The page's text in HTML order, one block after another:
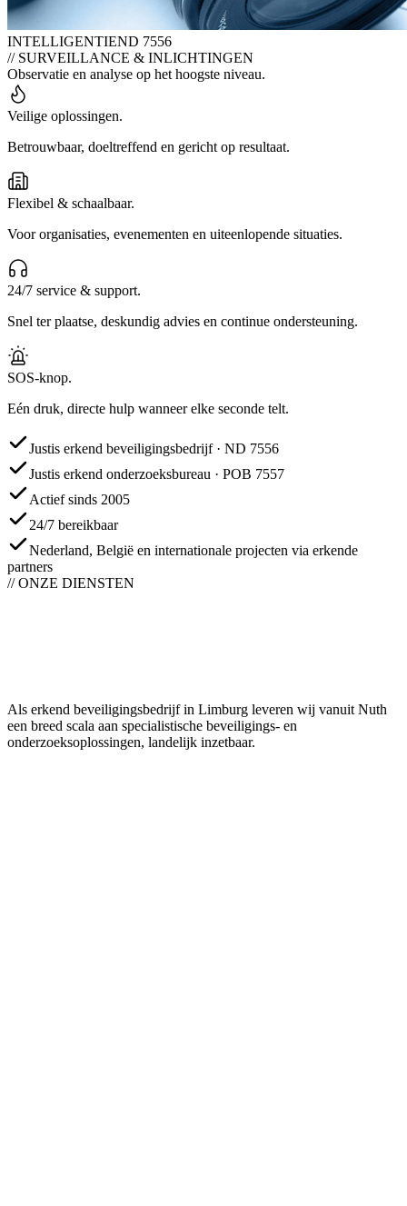
INTELLIGENTIEND 7556
// SURVEILLANCE & INLICHTINGEN
Observatie en analyse op het hoogste niveau.
Veilige oplossingen.
Betrouwbaar, doeltreffend en gericht op resultaat.
Flexibel & schaalbaar.
Voor organisaties, evenementen en uiteenlopende situaties.
24/7 service & support.
Snel ter plaatse, deskundig advies en continue ondersteuning.
SOS-knop.
Eén druk, directe hulp wanneer elke seconde telt.
Justis erkend beveiligingsbedrijf · ND 7556
Justis erkend onderzoeksbureau · POB 7557
Actief sinds 2005
24/7 bereikbaar
Nederland, België en internationale projecten via erkende
partners
// ONZE DIENSTEN
Als erkend beveiligingsbedrijf in Limburg leveren wij vanuit Nuth
een breed scala aan specialistische beveiligings- en
onderzoeksoplossingen, landelijk inzetbaar.